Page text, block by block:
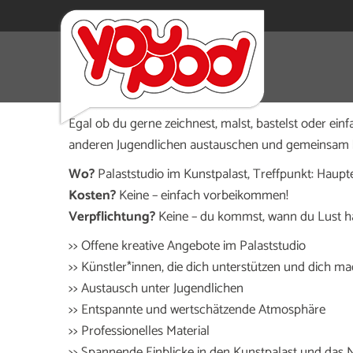
Du bist zwischen 12 und 17 Jahren und hast
vorbei, der Jugendclub trifft sich jeden
Egal ob du gerne zeichnest, malst, bastelst oder
anderen Jugendlichen austauschen und
Wo?Palaststudio im Kunstpalast, Treffpunkt:
Kosten?Keine – einfach vorbeikommen!
Verpflichtung?Keine – du kommst, wann du Lust
>> Offene kreative Angebote im Palaststudio
>> Künstler*innen, die dich unterstützen und dich
>> Austausch unter Jugendlichen
>> Entspannte und wertschätzende Atmosphäre
>> Professionelles Material